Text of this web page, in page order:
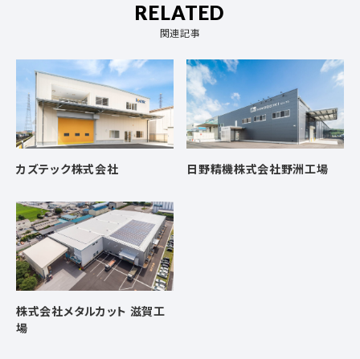
RELATED
関連記事
カズテック株式会社 日野精機株式会社野洲工場
株式会社メタルカット 滋賀工
場